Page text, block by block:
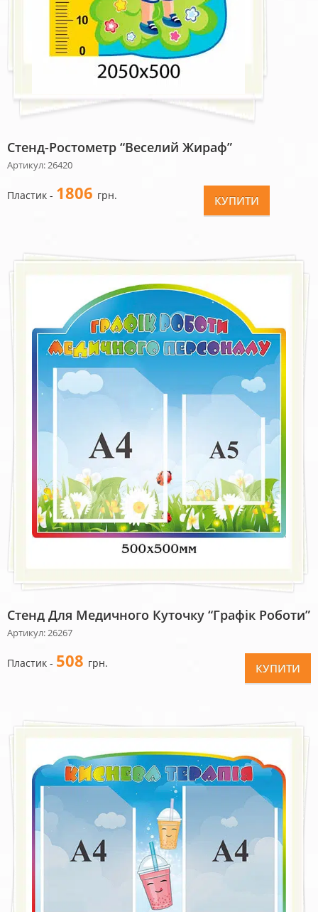
Стенд-Ростометр “Веселий Жираф”
Артикул: 26420
Пластик - 1806 грн. КУПИТИ
Стенд Для Медичного Куточку “Графік Роботи”
Артикул: 26267
Пластик - 508 грн. КУПИТИ